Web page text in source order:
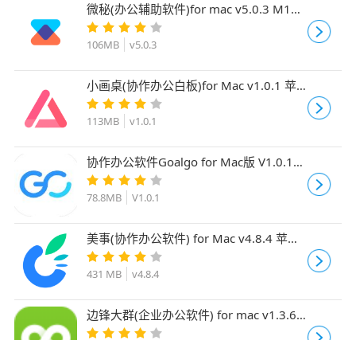
微秘(办公辅助软件)for mac v5.0.3 M1专
用版
106MB v5.0.3
小画桌(协作办公白板)for Mac v1.0.1 苹
果电脑版
113MB v1.0.1
协作办公软件Goalgo for Mac版 V1.0.1
苹果电脑版
78.8MB V1.0.1
美事(协作办公软件) for Mac v4.8.4 苹果
电脑版
431 MB v4.8.4
边锋大群(企业办公软件) for mac v1.3.64
苹果电脑版